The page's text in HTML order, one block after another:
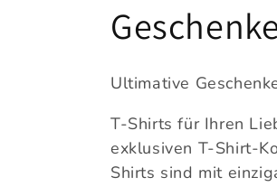
K
a
t
e
Ultimative
T-Shirts für Ihren
exklusiven T-Shirt-
Shirts sind mit